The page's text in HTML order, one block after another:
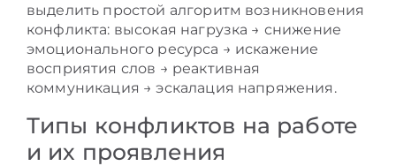
выделить простой алгоритм возникновения
конфликта: высокая нагрузка → снижение
эмоционального ресурса → искажение
восприятия слов → реактивная
коммуникация → эскалация напряжения.
Типы конфликтов на работе
и их проявления